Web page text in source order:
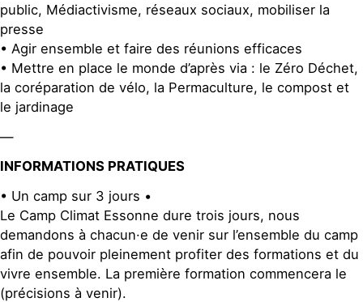
public, Médiactivisme, réseaux sociaux, mobiliser la
presse
• Agir ensemble et faire des réunions efficaces
• Mettre en place le monde d’après via : le Zéro Déchet,
la coréparation de vélo, la Permaculture, le compost et
le jardinage
—
INFORMATIONS PRATIQUES
• Un camp sur 3 jours •
Le Camp Climat Essonne dure trois jours, nous
demandons à chacun·e de venir sur l’ensemble du camp
afin de pouvoir pleinement profiter des formations et du
vivre ensemble. La première formation commencera le
(précisions à venir).